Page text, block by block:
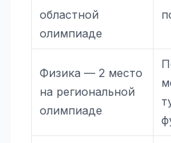
областной
олимпиаде
Физика — 2 место
на региональной
олимпиаде